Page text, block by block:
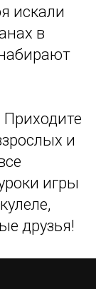
искали
в
и
игры
друзья!